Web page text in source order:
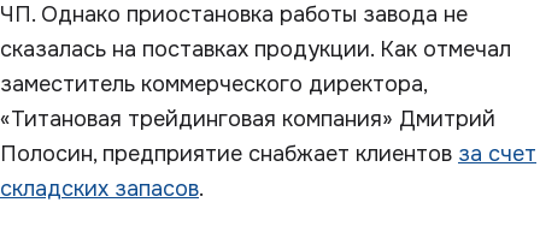
ЧП. Однако приостановка работы завода не
сказалась на поставках продукции. Как отмечал
заместитель коммерческого директора,
«Титановая трейдинговая компания» Дмитрий
Полосин, предприятие снабжает клиентов за счет
складских запасов.